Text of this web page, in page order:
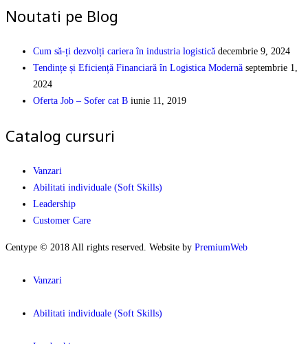
Noutati pe Blog
Cum să-ți dezvolți cariera în industria logistică decembrie 9, 2024
Tendințe și Eficiență Financiară în Logistica Modernă septembrie 1,
2024
Oferta Job – Sofer cat B iunie 11, 2019
Catalog cursuri
Vanzari
Abilitati individuale (Soft Skills)
Leadership
Customer Care
Centype © 2018 All rights reserved. Website by PremiumWeb
Vanzari
Abilitati individuale (Soft Skills)